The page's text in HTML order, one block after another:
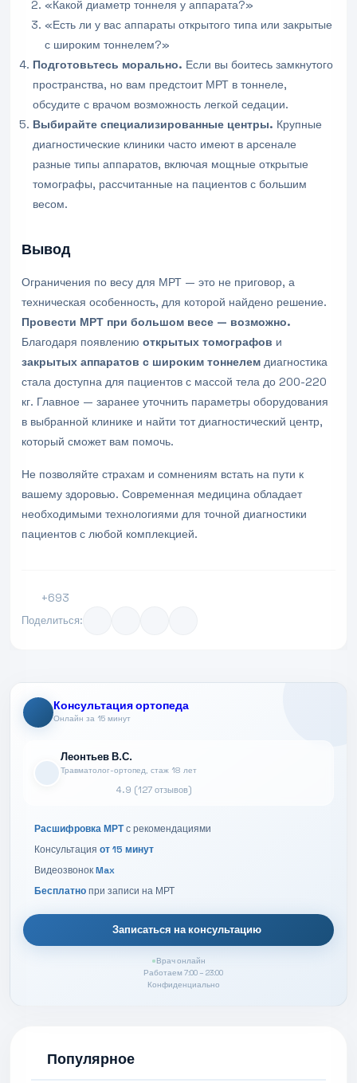
«Какой диаметр тоннеля у аппарата?»
«Есть ли у вас аппараты открытого типа или закрытые
с широким тоннелем?»
Подготовьтесь морально. Если вы боитесь замкнутого
пространства, но вам предстоит МРТ в тоннеле,
обсудите с врачом возможность легкой седации.
Выбирайте специализированные центры. Крупные
диагностические клиники часто имеют в арсенале
разные типы аппаратов, включая мощные открытые
томографы, рассчитанные на пациентов с большим
весом.
Вывод
Ограничения по весу для МРТ — это не приговор, а
техническая особенность, для которой найдено решение.
Провести МРТ при большом весе — возможно.
Благодаря появлению открытых томографов и
закрытых аппаратов с широким тоннелем диагностика
стала доступна для пациентов с массой тела до 200-220
кг. Главное — заранее уточнить параметры оборудования
в выбранной клинике и найти тот диагностический центр,
который сможет вам помочь.
Не позволяйте страхам и сомнениям встать на пути к
вашему здоровью. Современная медицина обладает
необходимыми технологиями для точной диагностики
пациентов с любой комплекцией.
+693
Поделиться:
Консультация ортопеда
Онлайн за 15 минут
Леонтьев В.С.
Травматолог-ортопед, стаж 18 лет
4.9 (127 отзывов)
Расшифровка МРТс рекомендациями
Консультация от 15 минут
Видеозвонок Max
Бесплатно при записи на МРТ
Записаться на консультацию
Врач онлайн
Работаем 7:00 – 23:00
Конфиденциально
Популярное